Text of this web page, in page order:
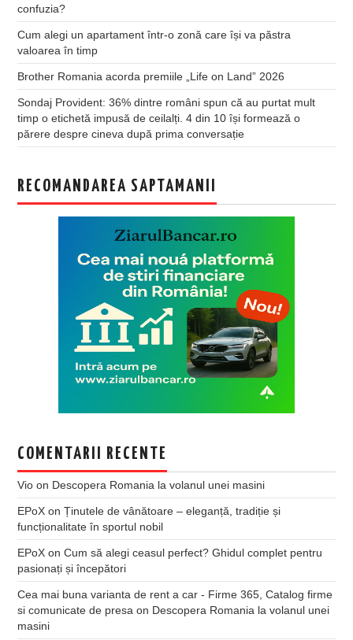
confuzia?
Cum alegi un apartament într-o zonă care își va păstra
valoarea în timp
Brother Romania acorda premiile „Life on Land” 2026
Sondaj Provident: 36% dintre români spun că au purtat mult
timp o etichetă impusă de ceilalți. 4 din 10 își formează o
părere despre cineva după prima conversație
RECOMANDAREA SAPTAMANII
COMENTARII RECENTE
Vio on Descopera Romania la volanul unei masini
EPoX onȚinutele de vânătoare – eleganță, tradiție și
funcționalitate în sportul nobil
EPoX onCum să alegi ceasul perfect? Ghidul complet pentru
pasionați și începători
Cea mai buna varianta de rent a car - Firme 365, Catalog firme
si comunicate de presa on Descopera Romania la volanul unei
masini